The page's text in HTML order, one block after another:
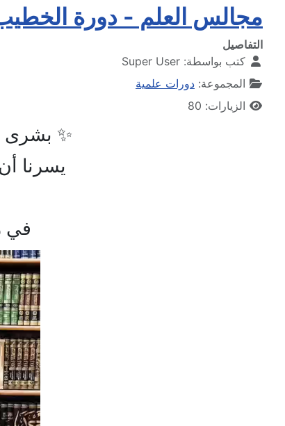
مجالس العلم - دورة
التفاصيل
كتب بواسطة: Super User
المجموعة: دورات علمية
الزيارات: 80
✨ بشرى
يسرنا
في